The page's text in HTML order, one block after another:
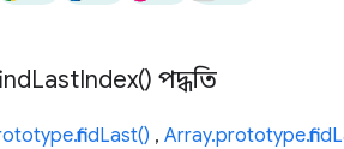
LastIndex() পদ্ধতি
,